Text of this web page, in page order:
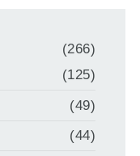
(266)
(125)
(49)
(44)